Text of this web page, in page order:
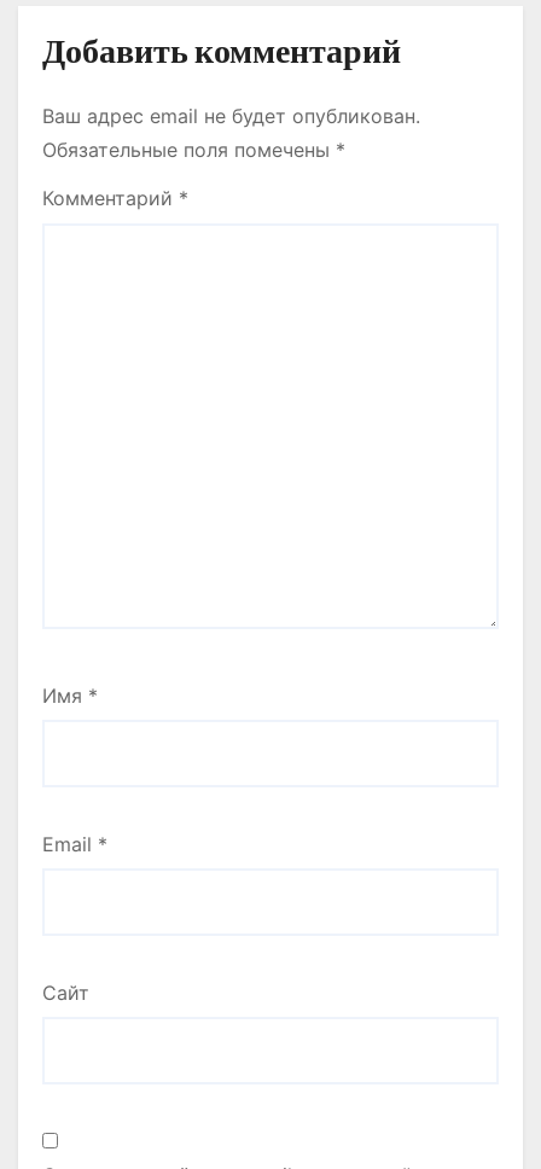
Добавить комментарий
Ваш адрес email не будет опубликован.
Обязательные поля помечены *
Комментарий *
Имя *
Email *
Сайт